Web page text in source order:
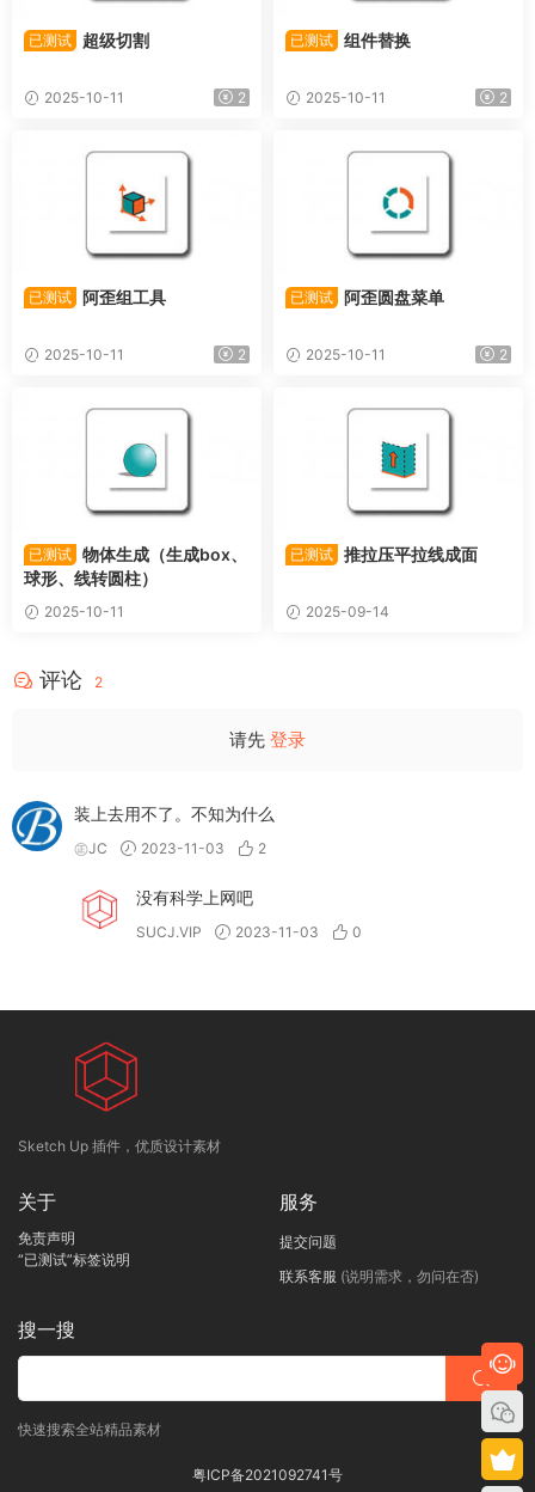
已测试 超级切割
2025-10-11 2
已测试 组件替换
2025-10-11 2
已测试 阿歪组工具
2025-10-11 2
已测试 阿歪圆盘菜单
2025-10-11 2
已测试 物体生成（生成box、
球形、线转圆柱）
2025-10-11
已测试 推拉压平拉线成面
2025-09-14
评论 2
请先 登录
装上去用不了。不知为什么
㊣JC 2023-11-03 2
没有科学上网吧
SUCJ.VIP 2023-11-03 0
Sketch Up 插件，优质设计素材
关于
免责声明
“已测试”标签说明
服务
提交问题
联系客服 (说明需求，勿问在否)
搜一搜
快速搜索全站精品素材
粤ICP备2021092741号